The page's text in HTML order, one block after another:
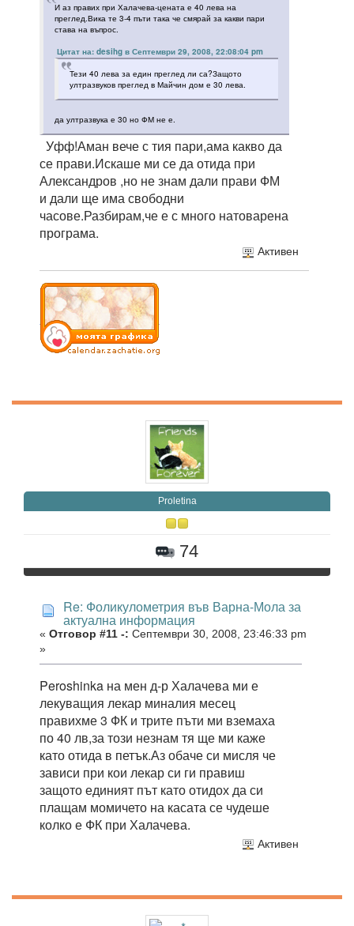
И аз правих при Халачева-цената е 40 лева на
преглед.Вика те 3-4 пъти така че смярай за какви пари
става на въпрос.
Цитат на: desihg в Септември 29, 2008, 22:08:04 pm
Тези 40 лева за един преглед ли са?Защото
ултразвуков преглед в Майчин дом е 30 лева.
да ултразвука е 30 но ФМ не е.
Уфф!Аман вече с тия пари,ама какво да
се прави.Искаше ми се да отида при
Александров ,но не знам дали прави ФМ
и дали ще има свободни
часове.Разбирам,че е с много натоварена
програма.
Активен
Proletina
74
Re: Фоликулометрия във Варна-Мола за
актуална информация
« Отговор #11 -: Септември 30, 2008, 23:46:33 pm
»
Peroshinka на мен д-р Халачева ми е
лекуващия лекар миналия месец
правихме 3 ФК и трите пъти ми вземаха
по 40 лв,за този незнам тя ще ми каже
като отида в петък.Аз обаче си мисля че
зависи при кои лекар си ги правиш
защото единият път като отидох да си
плащам момичето на касата се чудеше
колко е ФК при Халачева.
Активен